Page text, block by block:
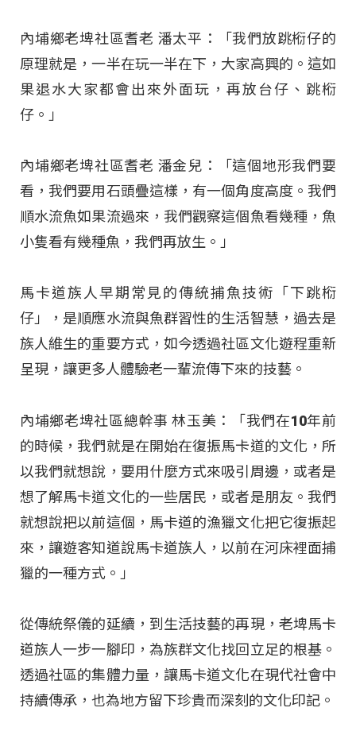
內埔鄉老埤社區耆老 潘太平：「我們放跳椼仔的
原理就是，一半在玩一半在下，大家高興的。這如
果退水大家都會出來外面玩，再放台仔、跳椼
仔。」
內埔鄉老埤社區耆老 潘金兒：「這個地形我們要
看，我們要用石頭疊這樣，有一個角度高度。我們
順水流魚如果流過來，我們觀察這個魚看幾種，魚
小隻看有幾種魚，我們再放生。」
馬卡道族人早期常見的傳統捕魚技術「下跳椼
仔」，是順應水流與魚群習性的生活智慧，過去是
族人維生的重要方式，如今透過社區文化遊程重新
呈現，讓更多人體驗老一輩流傳下來的技藝。
內埔鄉老埤社區總幹事 林玉美：「我們在10年前
的時候，我們就是在開始在復振馬卡道的文化，所
以我們就想說，要用什麼方式來吸引周邊，或者是
想了解馬卡道文化的一些居民，或者是朋友。我們
就想說把以前這個，馬卡道的漁獵文化把它復振起
來，讓遊客知道說馬卡道族人，以前在河床裡面捕
獵的一種方式。」
從傳統祭儀的延續，到生活技藝的再現，老埤馬卡
道族人一步一腳印，為族群文化找回立足的根基。
透過社區的集體力量，讓馬卡道文化在現代社會中
持續傳承，也為地方留下珍貴而深刻的文化印記。